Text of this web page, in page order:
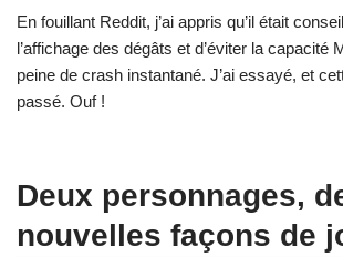
En fouillant Reddit, j’ai appris qu’il était
l’affichage des dégâts et d’éviter la capacité
peine de crash instantané. J’ai essayé, et
passé. Ouf !
Deux personnages,
nouvelles façons de